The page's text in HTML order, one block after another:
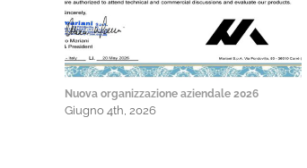
Nuova organizzazione aziendale 2026
Giugno 4th, 2026